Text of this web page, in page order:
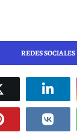
REDES SOCIALES